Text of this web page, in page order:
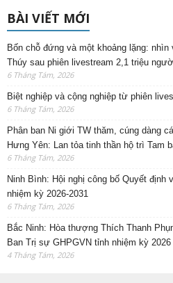
BÀI VIẾT MỚI
Bốn chỗ đứng và một khoảng lặng:
Thúy sau phiên livestream 2,1 triệu
6 Tháng Tám, 2026
Biệt nghiệp và cộng nghiệp từ phiên
6 Tháng Tám, 2026
Phân ban Ni giới TW thăm, cúng dàng
Hưng Yên: Lan tỏa tinh thần hộ trì Tam
6 Tháng Tám, 2026
Ninh Bình: Hội nghị công bố Quyết định
nhiệm kỳ 2026-2031
6 Tháng Tám, 2026
Bắc Ninh: Hòa thượng Thích Thanh
Ban Trị sự GHPGVN tỉnh nhiệm kỳ 2026
4 Tháng Tám, 2026